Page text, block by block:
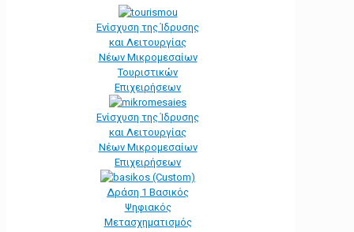
Ενίσχυση της Ίδρυσης
και Λειτουργίας
Νέων Μικρομεσαίων
Τουριστικών
Επιχειρήσεων
Ενίσχυση της Ίδρυσης
και Λειτουργίας
Νέων Μικρομεσαίων
Επιχειρήσεων
Δράση 1 Βασικός
Ψηφιακός
Μετασχηματισμός